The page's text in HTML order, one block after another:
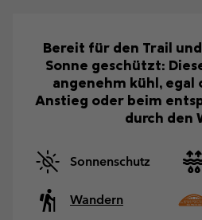
Bereit für den Trail
Sonne geschützt:
angenehm kühl, egal
Anstieg oder beim
durch den
Sonnenschutz
Wandern